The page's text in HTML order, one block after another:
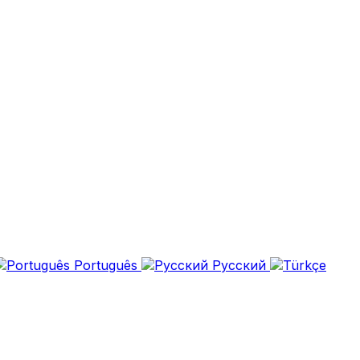
Português
Русский